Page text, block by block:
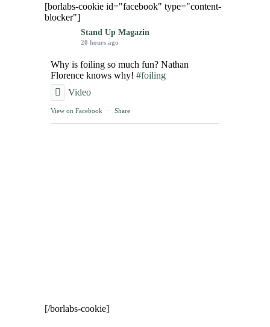
[borlabs-cookie id="facebook" type="content-
blocker"]
Stand Up Magazin
20 hours ago
Why is foiling so much fun? Nathan
Florence knows why! #foiling
Video
View on Facebook · Share
[/borlabs-cookie]